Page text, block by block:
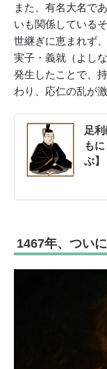
また、有名大名で
いも関係している
世継ぎに恵まれず
実子・義就（よし
発生したことで、
わり、応仁の乱が
足
も
ぶ】
1467年、つい